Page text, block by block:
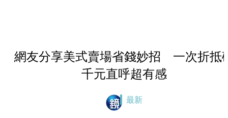
網友分享美式賣場省錢妙招 一次折抵
千元直呼超有感
最新